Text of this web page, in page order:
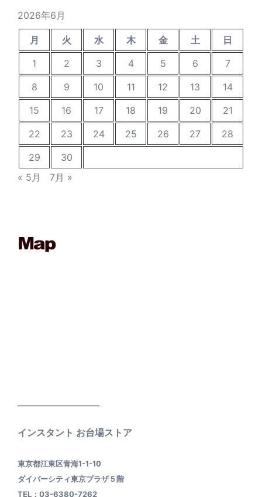
2026年6月
月 火 水 木 金 土
日
1
2 3 4 5 6
7
8
9 10 11 12 13
14
15
16 17 18 19 20
21
22
23 24 25 26 27
28
29
30
« 5月
7月 »
インスタント お台場ストア
東京都江東区青海1-1-10
ダイバーシティ東京プラザ５階
TEL：03-6380-7262